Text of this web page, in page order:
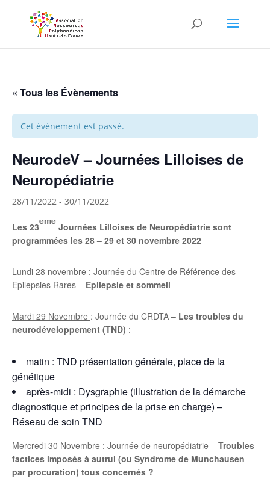
« Tous les Évènements
Cet évènement est passé.
NeurodeV – Journées Lilloises de
Neuropédiatrie
28/11/2022 - 30/11/2022
Les 23
ème
Journées Lilloises de Neuropédiatrie sont
programmées les 28 – 29 et 30 novembre 2022
Lundi 28 novembre : Journée du Centre de Référence des
Epilepsies Rares – Epilepsie et sommeil
Mardi 29 Novembre : Journée du CRDTA – Les troubles du
neurodéveloppement (TND) :
matin : TND présentation générale, place de la
génétique
après-midi : Dysgraphie (illustration de la démarche
diagnostique et principes de la prise en charge) –
Réseau de soin TND
Mercredi 30 Novembre : Journée de neuropédiatrie – Troubles
factices imposés à autrui (ou Syndrome de Munchausen
par procuration) tous concernés ?